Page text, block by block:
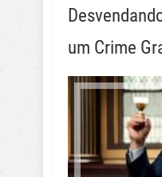
um Crime